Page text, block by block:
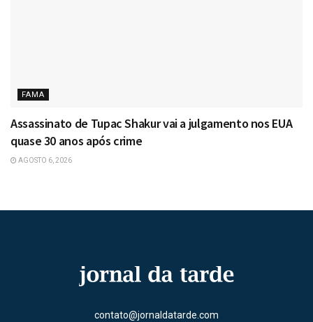
FAMA
Assassinato de Tupac Shakur vai a julgamento nos EUA
quase 30 anos após crime
AGOSTO 6, 2026
contato@jornaldatarde.com